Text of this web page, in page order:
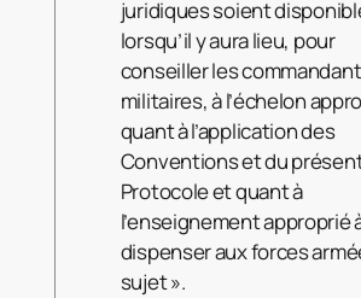
juridiques soient
lorsqu’il y aura lieu, pour
conseiller les
militaires, à l’échelon
quant à l’application des
Conventions et du
Protocole et quant à
l’enseignement approprié
dispenser aux forces
sujet ».